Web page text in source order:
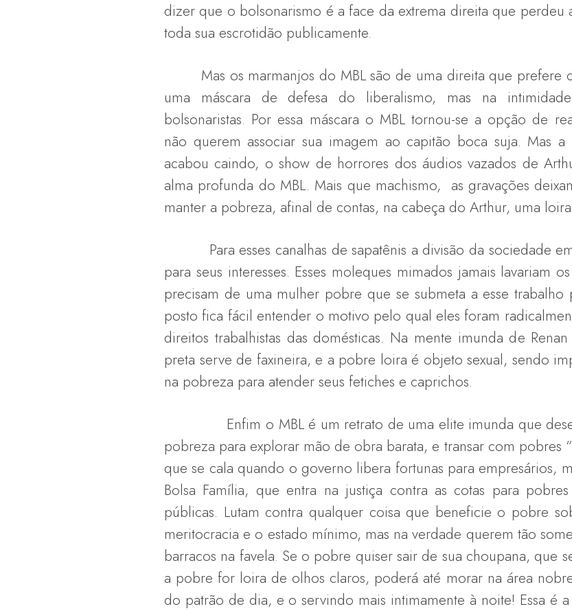
dizer que o bolsonarismo é a face da extrema direita que perdeu
toda sua escrotidão publicamente.
Mas os marmanjos do MBL são de uma direita que prefere
uma máscara de defesa do liberalismo, mas na
bolsonaristas. Por essa máscara o MBL tornou-se a opção de
não querem associar sua imagem ao capitão boca suja. Mas a
acabou caindo, o show de horrores dos áudios vazados de
alma profunda do MBL. Mais que machismo, as gravações
manter a pobreza, afinal de contas, na cabeça do Arthur, uma
Para esses canalhas de sapatênis a divisão da sociedade
para seus interesses. Esses moleques mimados jamais lavariam
precisam de uma mulher pobre que se submeta a esse
posto fica fácil entender o motivo pelo qual eles foram
direitos trabalhistas das domésticas. Na mente imunda de
preta serve de faxineira, e a pobre loira é objeto sexual, sendo
na pobreza para atender seus fetiches e caprichos.
Enfim o MBL é um retrato de uma elite imunda que
pobreza para explorar mão de obra barata, e transar com pobres
que se cala quando o governo libera fortunas para empresários,
Bolsa Família, que entra na justiça contra as cotas para
públicas. Lutam contra qualquer coisa que beneficie o pobre
meritocracia e o estado mínimo, mas na verdade querem tão
barracos na favela. Se o pobre quiser sair de sua choupana, que
a pobre for loira de olhos claros, poderá até morar na área
do patrão de dia, e o servindo mais intimamente à noite! Essa é